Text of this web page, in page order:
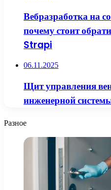
Вебразработка на
почему стоит
Strapi
06.11.2025
Щит управления
инженерной
Разное